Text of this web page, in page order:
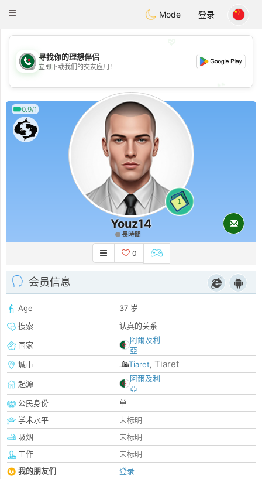
Weshrak
Toggle
Mode 登录
💖
💕
寻找你的理想伴侣
立即下载我们的交友应用！
0.9/1
1
Youz14
長時間
0
会员信息
Age
37 岁
搜索
认真的关系
国家
阿爾及利
亞
城市
Tiaret, Tiaret
起源
阿爾及利
亞
公民身份
单
学术水平
未标明
吸烟
未标明
工作
未标明
我的朋友们
登录